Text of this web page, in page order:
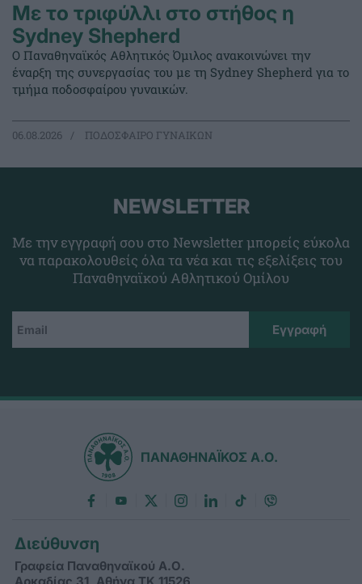
Με το τριφύλλι στο στήθος η
Sydney Shepherd
Ο Παναθηναϊκός Αθλητικός Όμιλος ανακοινώνει την
έναρξη της συνεργασίας του με τη Sydney Shepherd για το
τμήμα ποδοσφαίρου γυναικών.
06.08.2026 ΠΟΔΟΣΦΑΙΡΟ ΓΥΝΑΙΚΩΝ
NEWSLETTER
Με την εγγραφή σου στο Newsletter μπορείς εύκολα
να παρακολουθείς όλα τα νέα και τις εξελίξεις του
Παναθηναϊκού Αθλητικού Ομίλου
ΠΑΝΑΘΗΝΑΪΚΟΣ Α.Ο.
Διεύθυνση
Γραφεία Παναθηναϊκού Α.Ο.